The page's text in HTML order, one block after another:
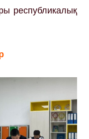
республикалық